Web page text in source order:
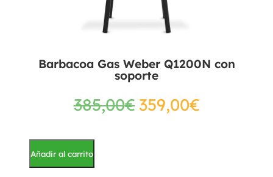
Barbacoa Gas Weber Q1200N con
soporte
385,00€359,00€
Añadir al carrito